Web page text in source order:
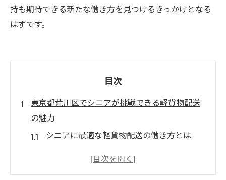
持も期待できる新たな働き方を見つけるきっかけとなる
はずです。
目次
東京都荒川区でシニアが挑戦できる軽貨物配送
の魅力
シニアに最適な軽貨物配送の働き方とは
荒川区でシニア軽貨物配送が注目される理